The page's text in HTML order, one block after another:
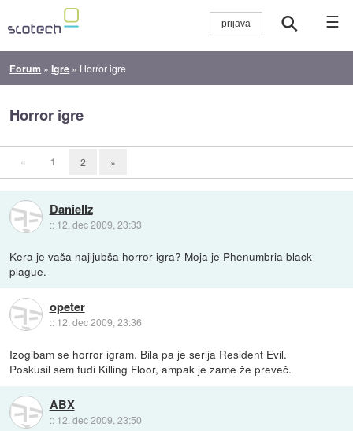
☰
Forum »Igre » Horror igre
Horror igre
« 1 2 »
Daniellz
:: 12. dec 2009, 23:33
Kera je vaša najljubša horror igra? Moja je Phenumbria black
plague.
opeter
:: 12. dec 2009, 23:36
Izogibam se horror igram. Bila pa je serija Resident Evil.
Poskusil sem tudi Killing Floor, ampak je zame že preveč.
ABX
:: 12. dec 2009, 23:50